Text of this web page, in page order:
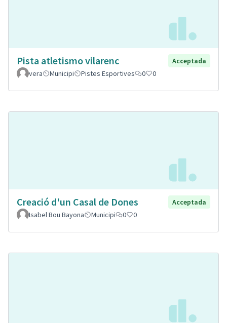
Pista atletismo vilarenc
Acceptada
vera
Municipi Pistes Esportives 0 0
Creació d'un Casal de Dones
Acceptada
Isabel Bou Bayona
Municipi 0 0